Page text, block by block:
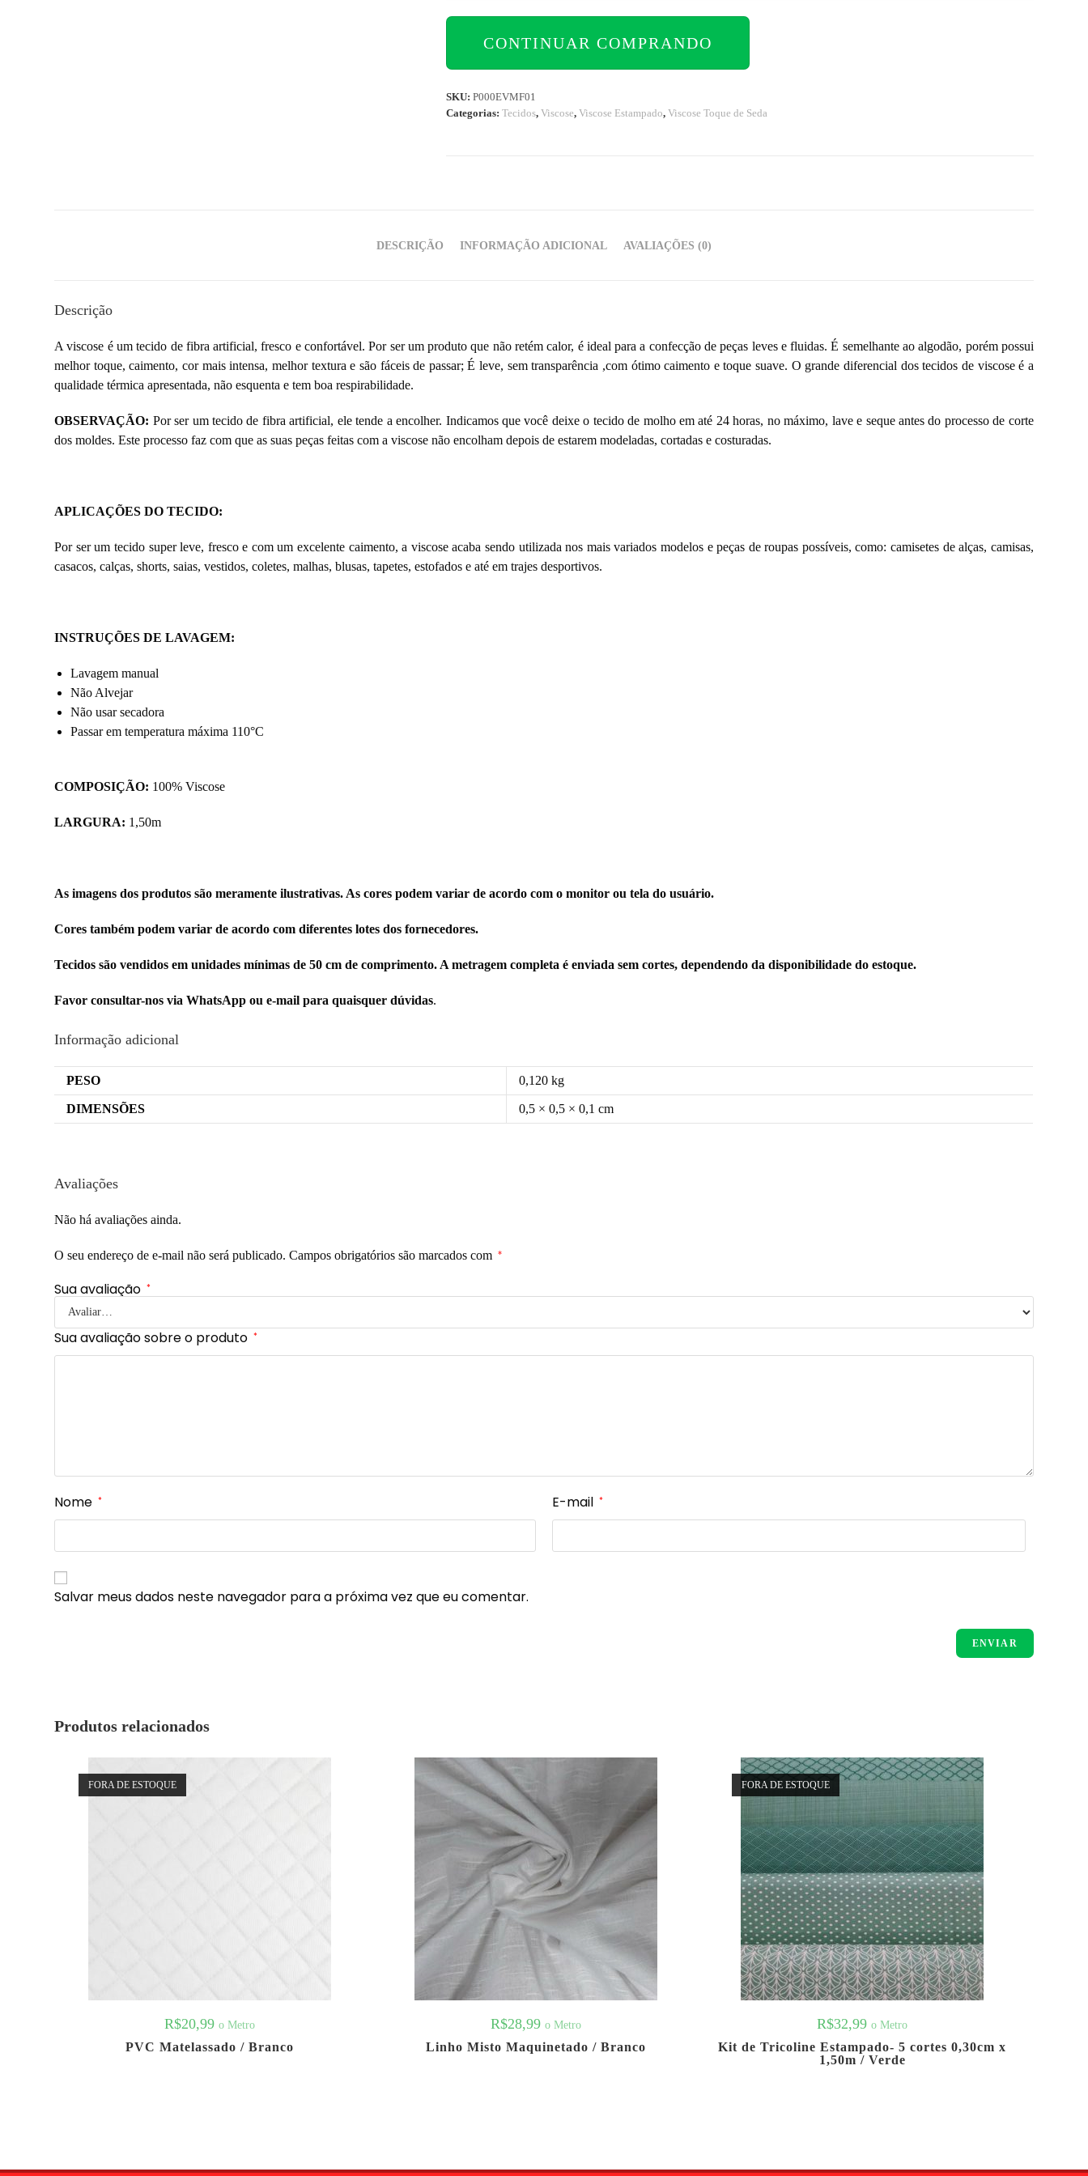
CONTINUAR COMPRANDO
SKU:P000EVMF01
Categorias:Tecidos,Viscose,Viscose Estampado,Viscose Toque de Seda
DESCRIÇÃO INFORMAÇÃO ADICIONAL AVALIAÇÕES (0)
Descrição
A viscose é um tecido de fibra artificial, fresco e confortável. Por ser um produto que não retém calor, é ideal para a confecção de peças leves e fluidas. É semelhante ao algodão, porém possui
melhor toque, caimento, cor mais intensa, melhor textura e são fáceis de passar; É leve, sem transparência ,com ótimo caimento e toque suave. O grande diferencial dos tecidos de viscose é a
qualidade térmica apresentada, não esquenta e tem boa respirabilidade.
OBSERVAÇÃO: Por ser um tecido de fibra artificial, ele tende a encolher. Indicamos que você deixe o tecido de molho em até 24 horas, no máximo, lave e seque antes do processo de corte
dos moldes. Este processo faz com que as suas peças feitas com a viscose não encolham depois de estarem modeladas, cortadas e costuradas.
APLICAÇÕES DO TECIDO:
Por ser um tecido super leve, fresco e com um excelente caimento, a viscose acaba sendo utilizada nos mais variados modelos e peças de roupas possíveis, como: camisetes de alças, camisas,
casacos, calças, shorts, saias, vestidos, coletes, malhas, blusas, tapetes, estofados e até em trajes desportivos.
INSTRUÇÕES DE LAVAGEM:
Lavagem manual
Não Alvejar
Não usar secadora
Passar em temperatura máxima 110°C
COMPOSIÇÃO: 100% Viscose
LARGURA: 1,50m
As imagens dos produtos são meramente ilustrativas. As cores podem variar de acordo com o monitor ou tela do usuário.
Cores também podem variar de acordo com diferentes lotes dos fornecedores.
Tecidos são vendidos em unidades mínimas de 50 cm de comprimento. A metragem completa é enviada sem cortes, dependendo da disponibilidade do estoque.
Favor consultar-nos via WhatsApp ou e-mail para quaisquer dúvidas.
Informação adicional
PESO 0,120 kg
DIMENSÕES 0,5 × 0,5 × 0,1 cm
Avaliações
Não há avaliações ainda.
O seu endereço de e-mail não será publicado. Campos obrigatórios são marcados com *
Sua avaliação *
Sua avaliação sobre o produto *
Nome * E-mail *
Salvar meus dados neste navegador para a próxima vez que eu comentar.
Produtos relacionados
FORA DE ESTOQUE
R$20,99 o Metro
PVC Matelassado / Branco
R$28,99 o Metro
Linho Misto Maquinetado / Branco
FORA DE ESTOQUE
R$32,99 o Metro
Kit de Tricoline Estampado- 5 cortes 0,30cm x
1,50m / Verde